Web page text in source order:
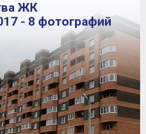
ЖК
- 8 фотографий